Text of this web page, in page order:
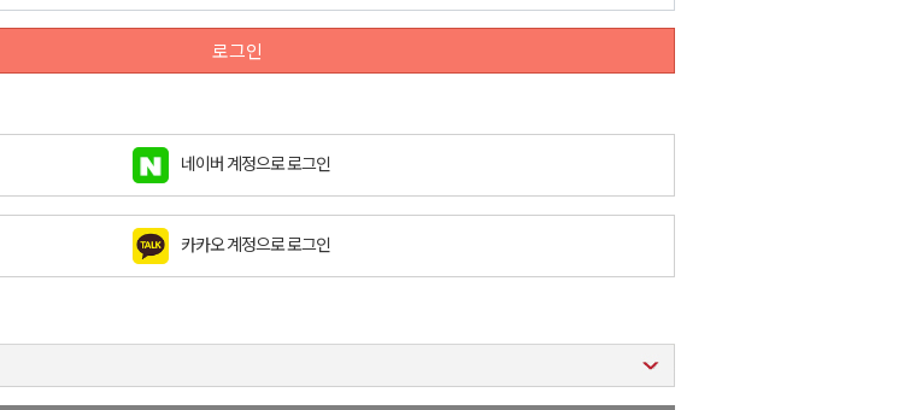
2026년 08월 07일(금)
2026년 08월 07일(금)
2026년 08월 07일(금)
로그인
네이버 계정으로 로그인
카카오 계정으로 로그인